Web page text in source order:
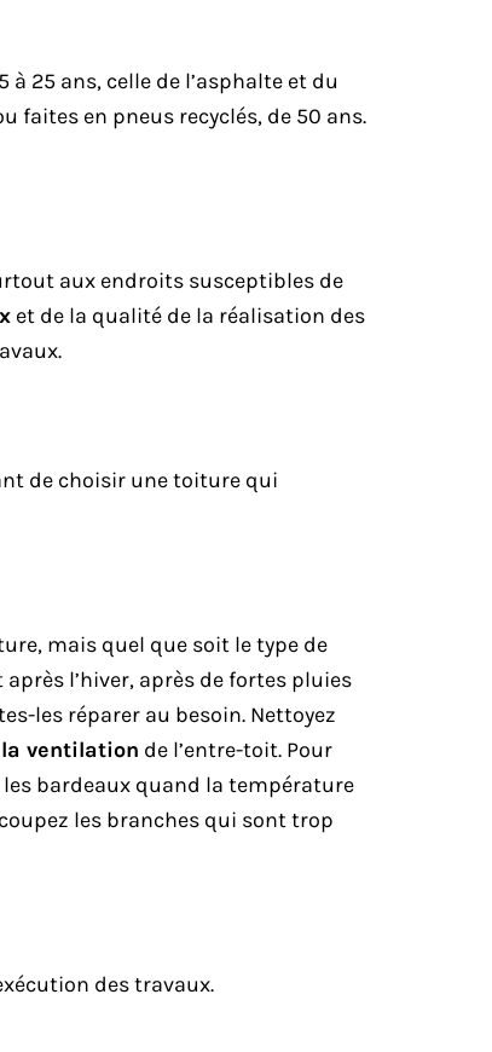
à 25 ans, celle de l’asphalte et du
faites en pneus recyclés, de 50 ans.
aux endroits susceptibles de
et de la qualité de la réalisation des
de choisir une toiture qui
mais quel que soit le type de
l’hiver, après de fortes pluies
les réparer au besoin. Nettoyez
ventilation de l’entre-toit. Pour
bardeaux quand la température
les branches qui sont trop
des travaux.